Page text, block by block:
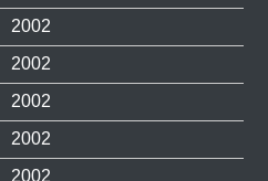
2002
2002
2002
2002
2002